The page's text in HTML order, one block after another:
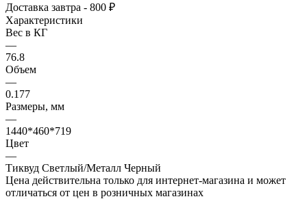
Доставка завтра - 800 ₽
Характеристики
Вес в КГ
—
76.8
Объем
—
0.177
Размеры, мм
—
1440*460*719
Цвет
—
Тиквуд Светлый/Металл Черный
Цена действительна только для интернет-магазина и может
отличаться от цен в розничных магазинах